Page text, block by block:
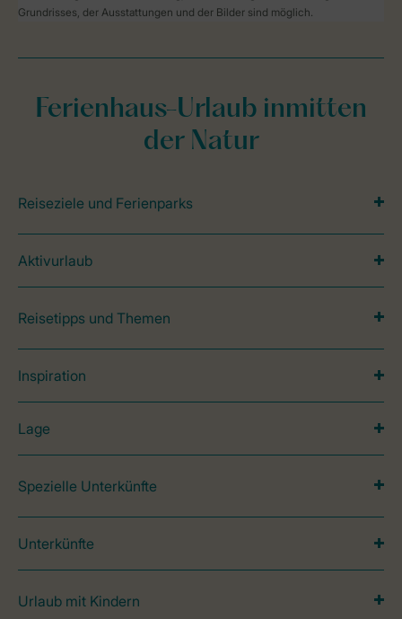
Grundrisses, der Ausstattungen und der Bilder sind möglich.
Ferienhaus-Urlaub inmitten
der Natur
Reiseziele und Ferienparks
Aktivurlaub
Reisetipps und Themen
Inspiration
Lage
Spezielle Unterkünfte
Unterkünfte
Urlaub mit Kindern